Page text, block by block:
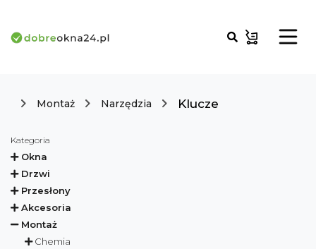
Montaż Narzędzia Klucze
Kategoria
Okna
Drzwi
Przesłony
Akcesoria
Montaż
Chemia